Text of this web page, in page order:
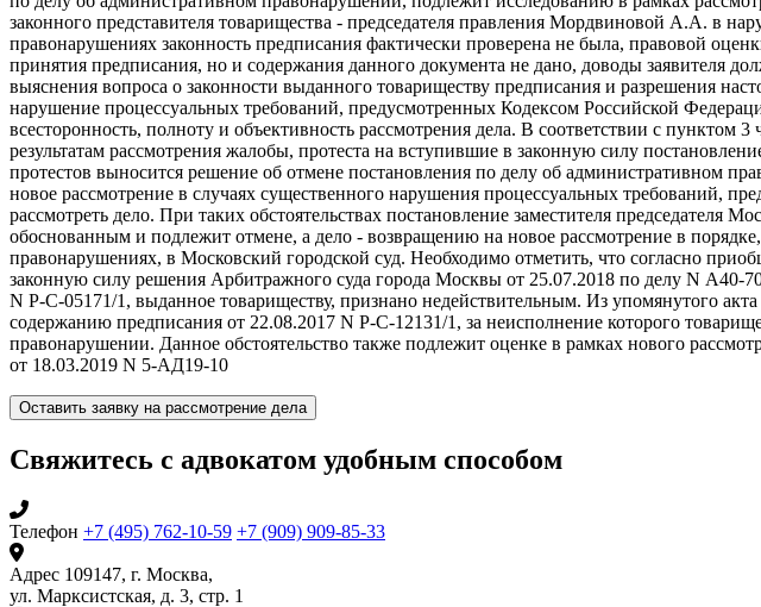
законного представителя товарищества - председателя правления Мордвиновой А.А. в
правонарушениях законность предписания фактически проверена не была, правовой
принятия предписания, но и содержания данного документа не дано, доводы заявителя
выяснения вопроса о законности выданного товариществу предписания и разрешения
нарушение процессуальных требований, предусмотренных Кодексом Российской
всесторонность, полноту и объективность рассмотрения дела. В соответствии с
результатам рассмотрения жалобы, протеста на вступившие в законную силу
протестов выносится решение об отмене постановления по делу об административном
новое рассмотрение в случаях существенного нарушения процессуальных требований,
рассмотреть дело. При таких обстоятельствах постановление заместителя председателя
обоснованным и подлежит отмене, а дело - возвращению на новое рассмотрение в
правонарушениях, в Московский городской суд. Необходимо отметить, что согласно
законную силу решения Арбитражного суда города Москвы от 25.07.2018 по делу N
N Р-С-05171/1, выданное товариществу, признано недействительным. Из упомянутого
содержанию предписания от 22.08.2017 N Р-С-12131/1, за неисполнение которого
правонарушении. Данное обстоятельство также подлежит оценке в рамках нового
от 18.03.2019 N 5-АД19-10
Оставить заявку на рассмотрение дела
Свяжитесь с адвокатом удобным способом
Телефон +7 (495) 762-10-59 +7 (909) 909-85-33
Адрес 109147, г. Москва,
ул. Марксистская, д. 3, стр. 1